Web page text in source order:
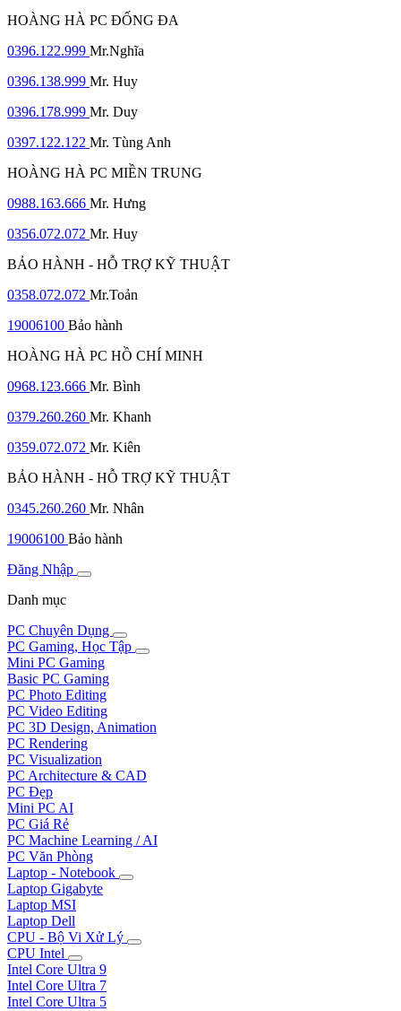
HOÀNG HÀ PC ĐỐNG ĐA
0396.122.999 Mr.Nghĩa
0396.138.999 Mr. Huy
0396.178.999 Mr. Duy
0397.122.122 Mr. Tùng Anh
HOÀNG HÀ PC MIỀN TRUNG
0988.163.666 Mr. Hưng
0356.072.072 Mr. Huy
BẢO HÀNH - HỖ TRỢ KỸ THUẬT
0358.072.072 Mr.Toản
19006100 Bảo hành
HOÀNG HÀ PC HỒ CHÍ MINH
0968.123.666 Mr. Bình
0379.260.260 Mr. Khanh
0359.072.072 Mr. Kiên
BẢO HÀNH - HỖ TRỢ KỸ THUẬT
0345.260.260 Mr. Nhân
19006100 Bảo hành
Đăng Nhập
Danh mục
PC Chuyên Dụng
PC Gaming, Học Tập
Mini PC Gaming
Basic PC Gaming
PC Photo Editing
PC Video Editing
PC 3D Design, Animation
PC Rendering
PC Visualization
PC Architecture & CAD
PC Đẹp
Mini PC AI
PC Giá Rẻ
PC Machine Learning / AI
PC Văn Phòng
Laptop - Notebook
Laptop Gigabyte
Laptop MSI
Laptop Dell
CPU - Bộ Vi Xử Lý
CPU Intel
Intel Core Ultra 9
Intel Core Ultra 7
Intel Core Ultra 5